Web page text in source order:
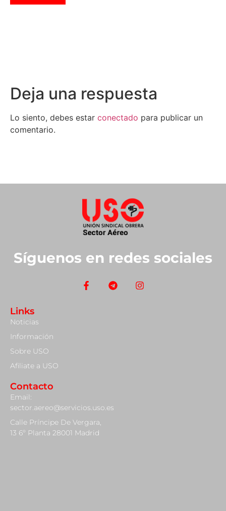
Deja una respuesta
Lo siento, debes estar conectado para publicar un
comentario.
Síguenos en redes sociales
Links
Noticias
Información
Sobre USO
Afiliate a USO
Contacto
Email:
sector.aereo@servicios.uso.es
Calle Príncipe De Vergara,
13 6º Planta 28001 Madrid